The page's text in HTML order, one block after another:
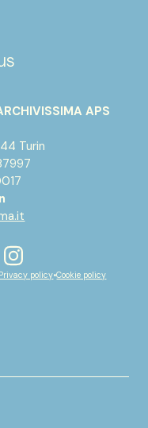
APS
Turin
instagram
Privacy policy•Cookie policy